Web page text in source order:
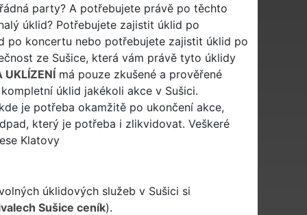
party? A potřebujete právě po těchto
úklid? Potřebujete zajistit úklid po
po koncertu nebo potřebujete zajistit úklid po
ze Sušice, která vám právě tyto úklidy
UKLÍZENÍmá pouze zkušené a prověřené
úklid jakékoli akce v Sušici.
je potřeba okamžitě po ukončení akce,
který je potřeba i zlikvidovat. Veškeré
Klatovy
úklidových služeb v Sušici si
Sušice ceník).